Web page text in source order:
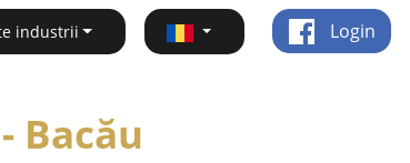
industrii Login
Bacău